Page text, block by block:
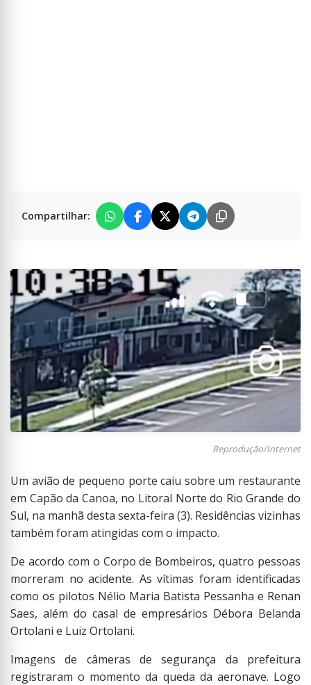
Compartilhar:
Reprodução/Internet
Um avião de pequeno porte caiu sobre um restaurante
em Capão da Canoa, no Litoral Norte do Rio Grande do
Sul, na manhã desta sexta-feira (3). Residências vizinhas
também foram atingidas com o impacto.
De acordo com o Corpo de Bombeiros, quatro pessoas
morreram no acidente. As vítimas foram identificadas
como os pilotos Nélio Maria Batista Pessanha e Renan
Saes, além do casal de empresários Débora Belanda
Ortolani e Luiz Ortolani.
Imagens de câmeras de segurança da prefeitura
registraram o momento da queda da aeronave. Logo